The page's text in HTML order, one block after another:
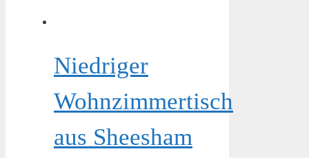
Niedriger
Wohnzimmertisch
aus Sheesham